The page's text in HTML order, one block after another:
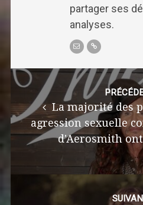
partager ses
analyses.
Post
navigation
La majorité des
agression sexuelle
d'Aerosmith